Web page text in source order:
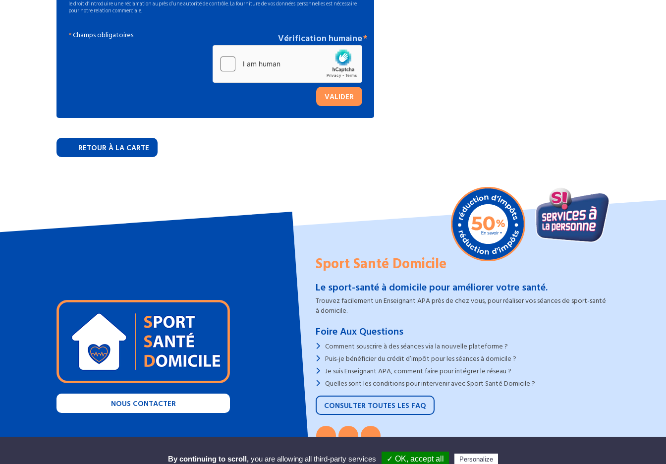
le droit d’introduire une réclamation auprès d’une autorité de contrôle. La fourniture de vos données personnelles est nécessaire
pour notre relation commerciale.
*Champs obligatoires Vérification humaine
VALIDER
RETOUR À LA CARTE
NOUS CONTACTER
Sport Santé Domicile
Le sport-santé à domicile pour améliorer votre santé.
Trouvez facilement un Enseignant APA près de chez vous, pour réaliser vos séances de sport-santé
à domicile.
Foire Aux Questions
Comment souscrire à des séances via la nouvelle plateforme ?
Puis-je bénéficier du crédit d’impôt pour les séances à domicile ?
Je suis Enseignant APA, comment faire pour intégrer le réseau ?
Quelles sont les conditions pour intervenir avec Sport Santé Domicile ?
CONSULTER TOUTES LES FAQ
2022 - 2026 © Sport Santé Domicile, Tous droits réservés |Mentions légales
By continuing to scroll, you are allowing all third-party services ✓ OK, accept all Personalize